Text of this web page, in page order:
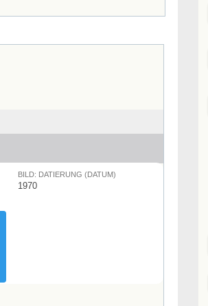
BILD: DATIERUNG (DATUM)
1970